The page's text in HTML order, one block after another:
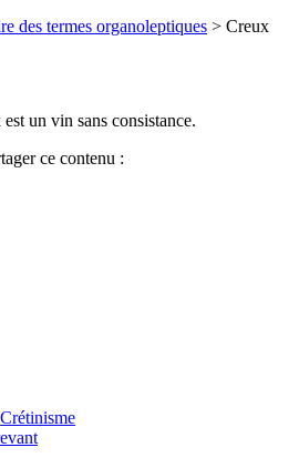
des termes organoleptiques > Creux
est un vin sans consistance.
ce contenu :
Telegram
Crétinisme